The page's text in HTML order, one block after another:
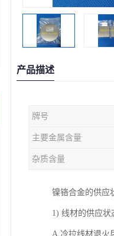
产品描述
牌号
主要金属含量
杂质含量
镍铬合金的供应
1) 线材的供应状
A.冷拉线材退火